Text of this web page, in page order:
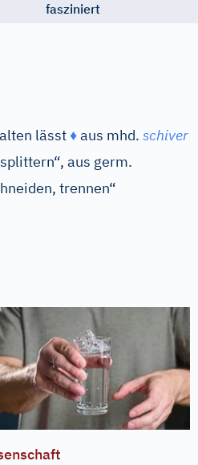
fasziniert
lässt♦aus mhd. schiver
aus germ.
trennen“